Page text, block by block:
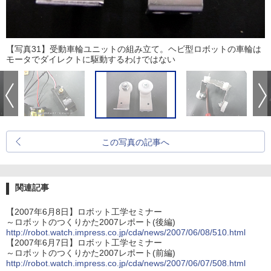
【写真31】受動車輪ユニットの組み立て。ヘビ型ロボットの車輪は
モータでダイレクトに駆動するわけではない
この写真の記事へ
関連記事
【2007年6月8日】ロボット工学セミナー
～ロボットのつくりかた2007レポート(後編)
http://robot.watch.impress.co.jp/cda/news/2007/06/08/510.html
【2007年6月7日】ロボット工学セミナー
～ロボットのつくりかた2007レポート(前編)
http://robot.watch.impress.co.jp/cda/news/2007/06/07/508.html